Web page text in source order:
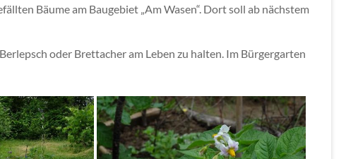
Bäume am Baugebiet „Am Wasen“. Dort soll ab nächstem
oder Brettacher am Leben zu halten. Im Bürgergarten